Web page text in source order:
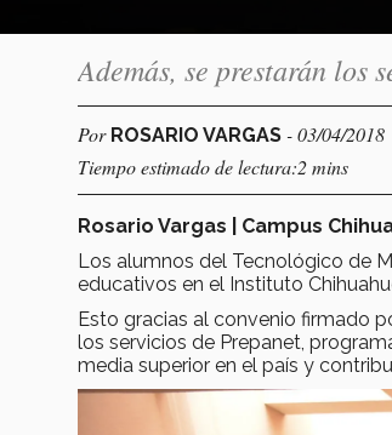
Además, se prestarán los
Por ROSARIO VARGAS - 03/04/2018
Tiempo estimado de lectura:2 mins
Rosario Vargas | Campus
Los alumnos del Tecnológico de
educativos en el Instituto
Esto gracias al convenio firmado
los servicios de Prepanet,
media superior en el país y